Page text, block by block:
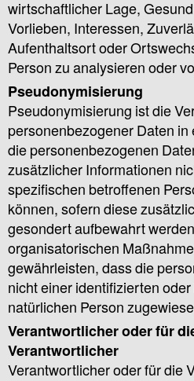
wirtschaftlicher Lage,
Vorlieben, Interessen,
Aufenthaltsort oder
Person zu analysieren oder
Pseudonymisierung
Pseudonymisierung ist die
personenbezogener Daten
die personenbezogenen
zusätzlicher Informationen
spezifischen betroffenen
können, sofern diese
gesondert aufbewahrt
organisatorischen
gewährleisten, dass die
nicht einer identifizierten
natürlichen Person
Verantwortlicher oder für
Verantwortlicher
Verantwortlicher oder für die